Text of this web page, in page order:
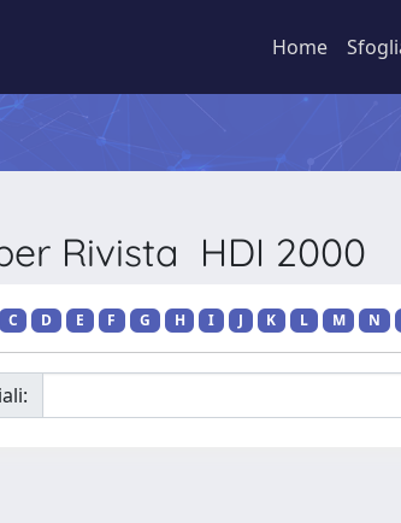
Home
Rivista HDI 2000
C D E F G H I J K L M N